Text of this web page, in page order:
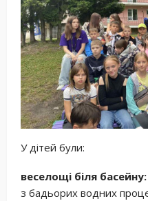
У дітей були:
веселощі біля басейну:
з бадьорих водних